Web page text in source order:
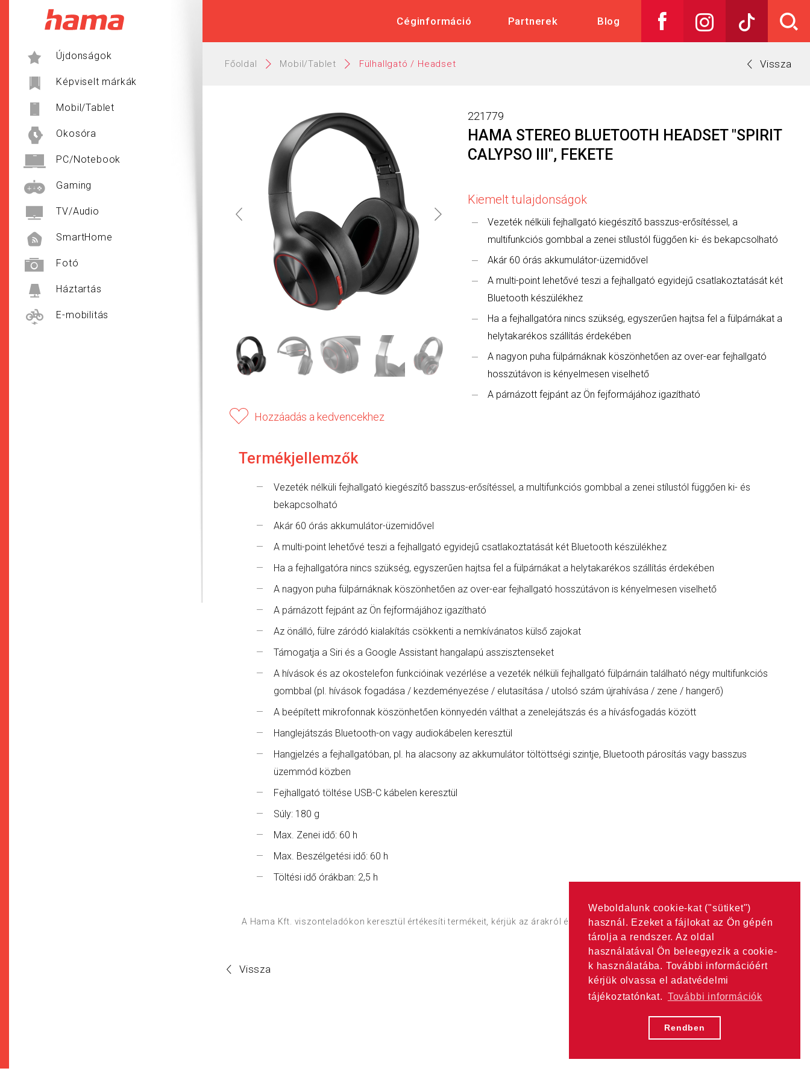
Weboldalunk cookie-kat ("sütiket")
használ. Ezeket a fájlokat az Ön gépén
tárolja a rendszer. Az oldal
használatával Ön beleegyezik a cookie-
k használatába. További információért
kérjük olvassa el adatvédelmi
tájékoztatónkat. További információk
Rendben
Hama Műszaki és Elektronikai Nagykereskedelem
Újdonságok
Képviselt márkák
Mobil/Tablet
Okosóra
PC/Notebook
Gaming
TV/Audio
SmartHome
Fotó
Háztartás
E-mobilitás
Céginformáció Partnerek Blog
Főoldal Mobil/Tablet Fülhallgató / Headset Vissza
Hozzáadás a kedvencekhez
221779
HAMA STEREO BLUETOOTH HEADSET "SPIRIT
CALYPSO III", FEKETE
Kiemelt tulajdonságok
Vezeték nélküli fejhallgató kiegészítő basszus-erősítéssel, a
multifunkciós gombbal a zenei stílustól függően ki- és bekapcsolható
Akár 60 órás akkumulátor-üzemidővel
A multi-point lehetővé teszi a fejhallgató egyidejű csatlakoztatását két
Bluetooth készülékhez
Ha a fejhallgatóra nincs szükség, egyszerűen hajtsa fel a fülpárnákat a
helytakarékos szállítás érdekében
A nagyon puha fülpárnáknak köszönhetően az over-ear fejhallgató
hosszútávon is kényelmesen viselhető
A párnázott fejpánt az Ön fejformájához igazítható
Termékjellemzők
Vezeték nélküli fejhallgató kiegészítő basszus-erősítéssel, a multifunkciós gombbal a zenei stílustól függően ki- és
bekapcsolható
Akár 60 órás akkumulátor-üzemidővel
A multi-point lehetővé teszi a fejhallgató egyidejű csatlakoztatását két Bluetooth készülékhez
Ha a fejhallgatóra nincs szükség, egyszerűen hajtsa fel a fülpárnákat a helytakarékos szállítás érdekében
A nagyon puha fülpárnáknak köszönhetően az over-ear fejhallgató hosszútávon is kényelmesen viselhető
A párnázott fejpánt az Ön fejformájához igazítható
Az önálló, fülre záródó kialakítás csökkenti a nemkívánatos külső zajokat
Támogatja a Siri és a Google Assistant hangalapú asszisztenseket
A hívások és az okostelefon funkcióinak vezérlése a vezeték nélküli fejhallgató fülpárnáin található négy multifunkciós
gombbal (pl. hívások fogadása / kezdeményezése / elutasítása / utolsó szám újrahívása / zene / hangerő)
A beépített mikrofonnak köszönhetően könnyedén válthat a zenelejátszás és a hívásfogadás között
Hanglejátszás Bluetooth-on vagy audiokábelen keresztül
Hangjelzés a fejhallgatóban, pl. ha alacsony az akkumulátor töltöttségi szintje, Bluetooth párosítás vagy basszus
üzemmód közben
Fejhallgató töltése USB-C kábelen keresztül
Súly: 180 g
Max. Zenei idő: 60 h
Max. Beszélgetési idő: 60 h
Töltési idő órákban: 2,5 h
A Hama Kft. viszonteladókon keresztül értékesíti termékeit, kérjük az árakról érdekődjön aPartnerekoldalon található címeken.
Vissza